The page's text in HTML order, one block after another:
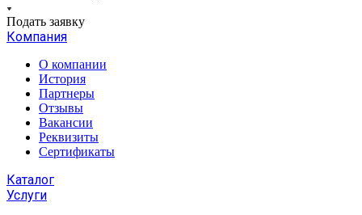
Подать заявку
Компания
О компании
История
Партнеры
Отзывы
Вакансии
Реквизиты
Сертификаты
Каталог
Услуги